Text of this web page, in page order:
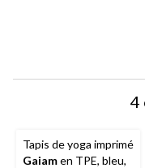
4
Tapis de yoga imprimé
Gaiamen TPE, bleu,